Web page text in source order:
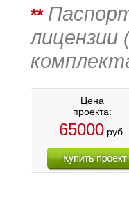
**
лицензии
Цена
проекта:
65000руб.